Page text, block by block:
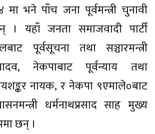
मा भने पाँच जना पूर्वमन्त्री चुनावी
। यहाँ जनता समाजवादी पार्टी
पूर्वसूचना तथा सञ्चारमन्त्री
नेकपाबाट पूर्वन्याय तथा
नायक, र नेकपा ९एमाले०बाट
धर्मनाथप्रसाद साह मुख्य
छन् ।